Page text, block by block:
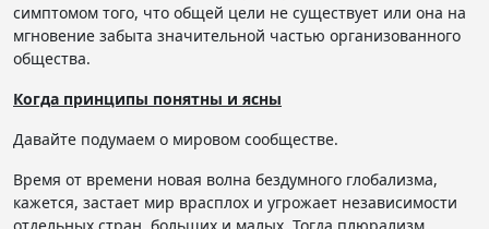
симптомом того, что общей цели не существует или она на
мгновение забыта значительной частью организованного
общества.
Когда принципы понятны и ясны
Давайте подумаем о мировом сообществе.
Время от времени новая волна бездумного глобализма,
кажется, застает мир врасплох и угрожает независимости